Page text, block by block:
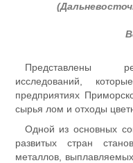
Представлены
исследований,
предприятиях
сырья лом и отходы
Одной из основных
развитых стран
металлов,